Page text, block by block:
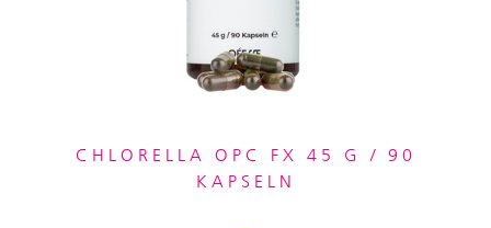
CHLORELLA OPC FX 45 G / 90
KAPSELN